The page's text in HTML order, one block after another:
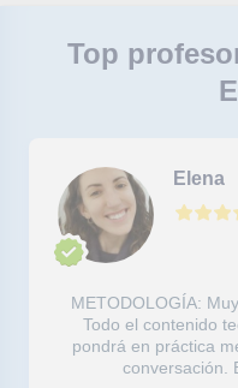
Top
Elena
METODOLOGÍA:
Todo el contenido
pondrá en práctica
conversación.